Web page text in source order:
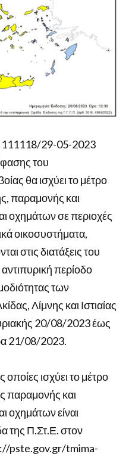
111118/29-05-2023
του
θα ισχύει το μέτρο
παραμονής και
οχημάτων σε περιοχές
οικοσυστήματα,
στις διατάξεις του
περίοδο
των
Λίμνης και Ιστιαίας
20/08/2023 έως
21/08/2023.
ισχύει το μέτρο
παραμονής και
οχημάτων είναι
της Π.Στ.Ε. στον
pste.gov.gr/tmima-